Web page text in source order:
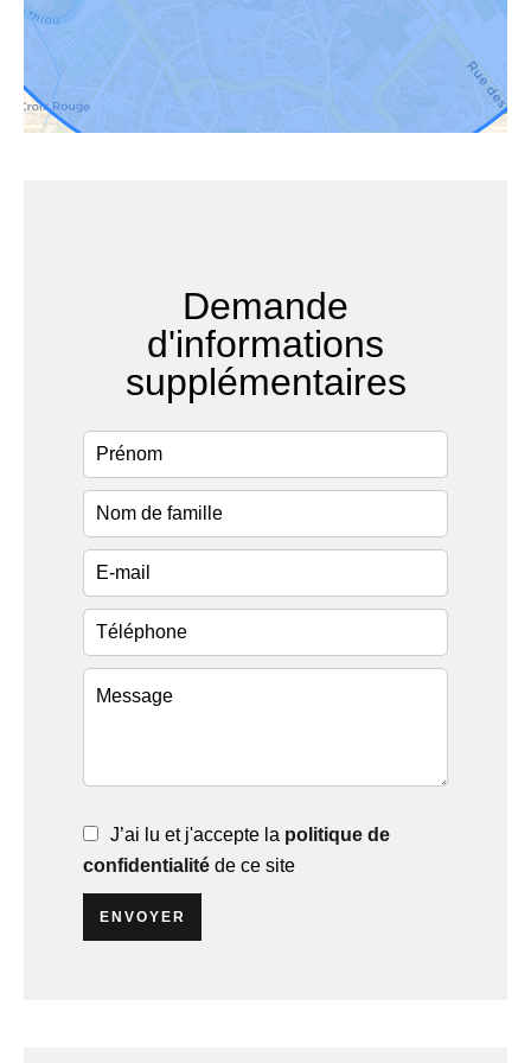
Demande
d'informations
supplémentaires
J’ai lu et j'accepte la politique de
confidentialité de ce site
ENVOYER